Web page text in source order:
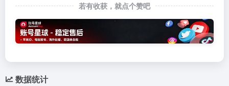
若有收获，就点个赞吧
数据统计